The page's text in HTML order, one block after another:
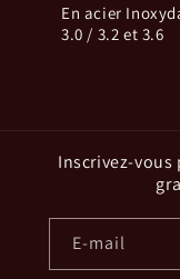
En acier
3.0 / 3.2 et 3.6
Inscrivez-vous
E-mail